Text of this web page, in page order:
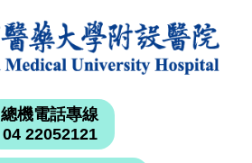
總機電話專線
04 22052121